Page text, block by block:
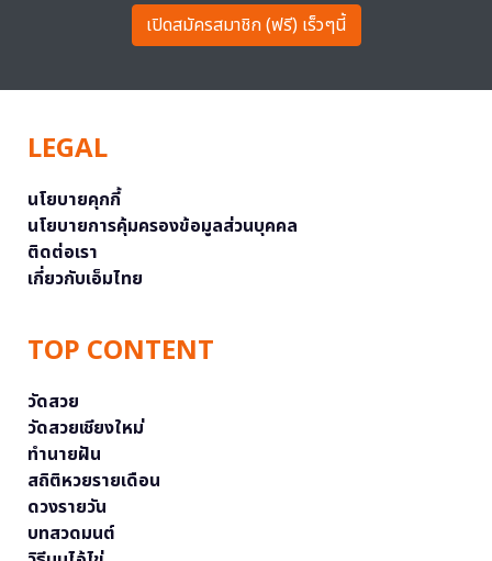
เปิดสมัครสมาชิก (ฟรี) เร็วๆนี้
LEGAL
นโยบายคุกกี้
นโยบายการคุ้มครองข้อมูลส่วนบุคคล
ติดต่อเรา
เกี่ยวกับเอ็มไทย
TOP CONTENT
วัดสวย
วัดสวยเชียงใหม่
ทำนายฝัน
สถิติหวยรายเดือน
ดวงรายวัน
บทสวดมนต์